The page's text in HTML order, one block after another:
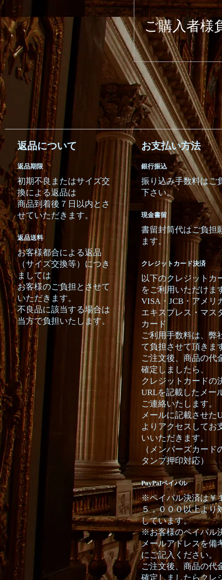
ご購入者様
返品について
返品期限
初期不良またはサイズ交
換による返品は
商品到着後７日以内とさ
せていただきます。
返品送料
お客様都合による返品
（サイズ交換等）につき
ましては
お客様のご負担とさせて
いただきます。
不良品に該当する場合は
当方で負担いたします。
お支払い方法
銀行振込
振り込み手数料はご
下さい。
現金書留
書留封筒代はご負担
ます。
クレジットカード決済
以下のクレジットカ
をご利用いただけま
VISA・JCB・アメリ
エキスプレス・マス
カード
ご利用手数料は、弊
て負担させて頂きま
ご注文後、商品の代
確定しましたら、
クレジットカードの
URLを記載したメー
ご連絡いたします。
メールに記載させた
よりアクセスしてお
いいただきます。
（メンバーズカード
タンプ押印対応）
PayPalペイパル
※ペイパル決済は￥
５，０００以上より
しています。
※お客様のペイパル
メールアドレスを備
にご記入ください。
ご注文後、商品の代
確定しましたらクレ